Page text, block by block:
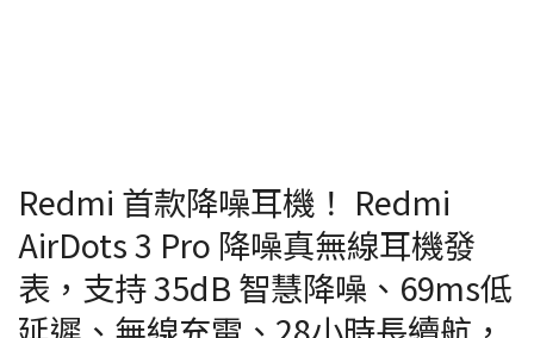
Redmi 首款降噪耳機！ Redmi
AirDots 3 Pro 降噪真無線耳機發
表，支持 35dB 智慧降噪、69ms低